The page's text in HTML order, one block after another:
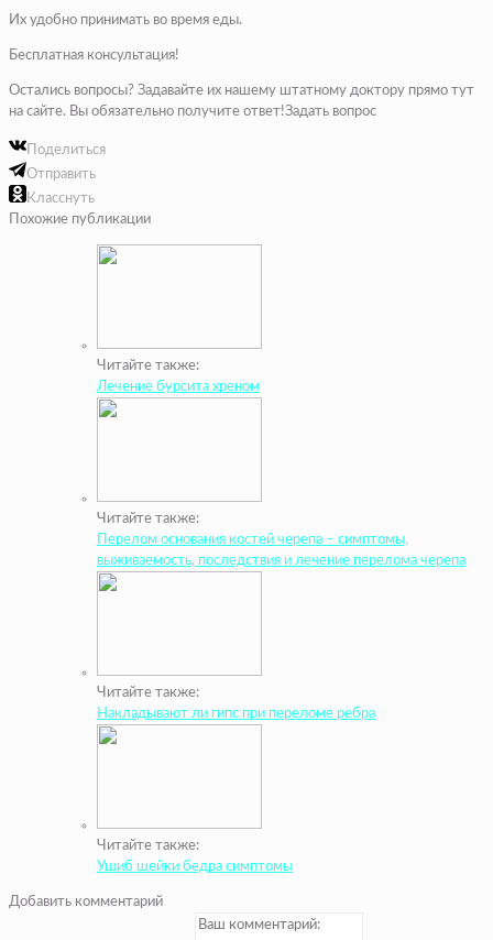
Их удобно принимать во время еды.
Бесплатная консультация!
Остались вопросы? Задавайте их нашему штатному доктору прямо тут
на сайте. Вы обязательно получите ответ!Задать вопрос
Поделиться
Отправить
Класснуть
Похожие публикации
Читайте также:
Лечение бурсита хреном
Читайте также:
Перелом основания костей черепа – симптомы,
выживаемость, последствия и лечение перелома черепа
Читайте также:
Накладывают ли гипс при переломе ребра
Читайте также:
Ушиб шейки бедра симптомы
Добавить комментарий